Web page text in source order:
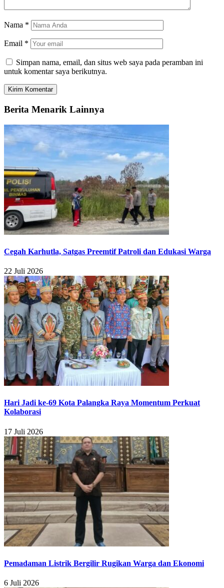
Nama *
Email *
Simpan nama, email, dan situs web saya pada peramban ini
untuk komentar saya berikutnya.
Berita Menarik Lainnya
Cegah Karhutla, Satgas Preemtif Patroli dan Edukasi Warga
22 Juli 2026
Hari Jadi ke-69 Kota Palangka Raya Momentum Perkuat
Kolaborasi
17 Juli 2026
Pemadaman Listrik Bergilir Rugikan Warga dan Ekonomi
6 Juli 2026